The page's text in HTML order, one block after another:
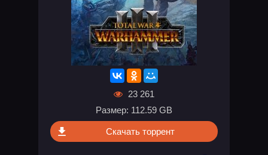
23 261
Размер: 112.59 GB
Скачать торрент